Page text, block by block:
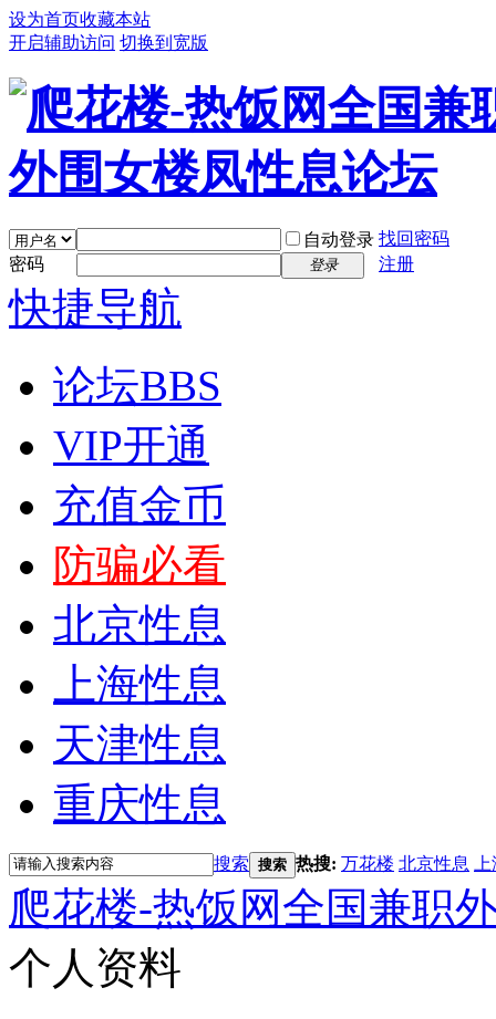
设为首页收藏本站
开启辅助访问 切换到宽版
自动登录 找回密码
密码
登录 注册
快捷导航
论坛BBS
VIP开通
充值金币
防骗必看
北京性息
上海性息
天津性息
重庆性息
搜索 搜索 热搜: 万花楼 北京性息
爬花楼-热饭网全国兼职
个人资料